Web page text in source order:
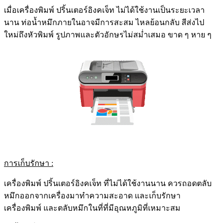
เมื่อเครื่องพิมพ์ ปริ้นเตอร์อิงคเจ็ท ไม่ได้ใช้งานเป็นระยะเวลา
นาน ท่อน้ำหมึกภายในอาจมีการสะสม ไหลย้อนกลับ สีส่งไป
ใหม่ถึงหัวพิมพ์ รูปภาพและตัวอักษรไม่สม่ำเสมอ ขาด ๆ หาย ๆ
การเก็บรักษา :
เครื่องพิมพ์ ปริ้นเตอร์อิงคเจ็ท ที่ไม่ได้ใช้งานนาน ควรถอดตลับ
หมึกออกจากเครื่องมาทำความสะอาด และเก็บรักษา
เครื่องพิมพ์ และตลับหมึกในที่ที่มีอุณหภูมิที่เหมาะสม